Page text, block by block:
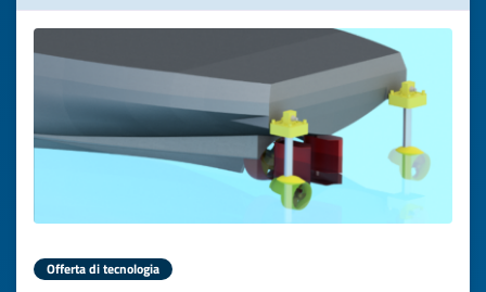
Offerta di tecnologia